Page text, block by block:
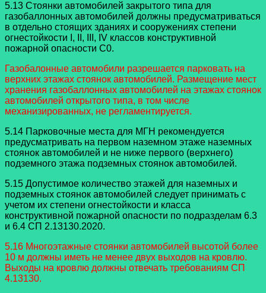
5.13 Стоянки автомобилей закрытого типа для
газобаллонных автомобилей должны предусматриваться
в отдельно стоящих зданиях и сооружениях степени
огнестойкости I, II, III, IV классов конструктивной
пожарной опасности С0.
Газобалонные автомобили разрешается парковать на
верхних этажах стоянок автомобилей. Размещение мест
хранения газобаллонных автомобилей на этажах стоянок
автомобилей открытого типа, в том числе
механизированных, не регламентируется.
5.14 Парковочные места для МГН рекомендуется
предусматривать на первом наземном этаже наземных
стоянок автомобилей и не ниже первого (верхнего)
подземного этажа подземных стоянок автомобилей.
5.15 Допустимое количество этажей для наземных и
подземных стоянок автомобилей следует принимать с
учетом их степени огнестойкости и класса
конструктивной пожарной опасности по подразделам 6.3
и 6.4 СП 2.13130.2020.
5.16 Многоэтажные стоянки автомобилей высотой более
10 м должны иметь не менее двух выходов на кровлю.
Выходы на кровлю должны отвечать требованиям СП
4.13130.